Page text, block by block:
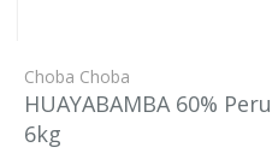
Choba Choba
HUAYABAMBA 60%
6kg